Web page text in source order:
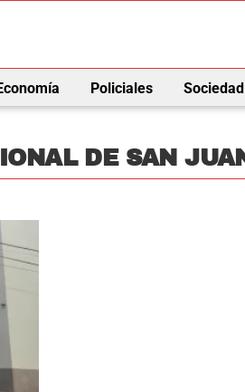
Policiales Sociedad
DE SAN